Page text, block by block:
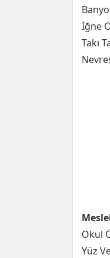
İğne
Takı
Okul
Yüz